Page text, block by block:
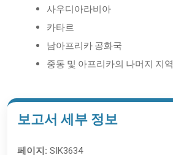
사우디아라비아
카타르
남아프리카 공화국
중동 및 아프리카의 나머지 지역
보고서 세부 정보
페이지: SIK3634